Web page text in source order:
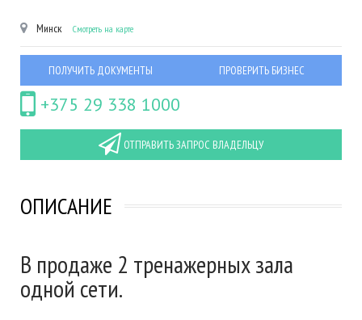
Минск Смотреть на карте
ПОЛУЧИТЬ ДОКУМЕНТЫ ПРОВЕРИТЬ БИЗНЕС
+375 29 338 1000
ОТПРАВИТЬ ЗАПРОС ВЛАДЕЛЬЦУ
ОПИСАНИЕ
В продаже 2 тренажерных зала
одной сети.